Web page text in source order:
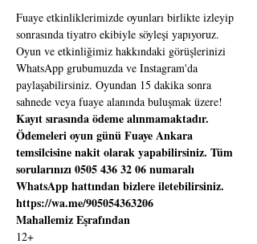
Fuaye etkinliklerimizde oyunları birlikte izleyip
sonrasında tiyatro ekibiyle söyleşi yapıyoruz.
Oyun ve etkinliğimiz hakkındaki görüşlerinizi
WhatsApp grubumuzda ve Instagram'da
paylaşabilirsiniz. Oyundan 15 dakika sonra
sahnede veya fuaye alanında buluşmak üzere!
Kayıt sırasında ödeme alınmamaktadır.
Ödemeleri oyun günü Fuaye Ankara
temsilcisine nakit olarak yapabilirsiniz. Tüm
sorularınızı 0505 436 32 06 numaralı
WhatsApp hattından bizlere iletebilirsiniz.
https://wa.me/905054363206
Mahallemiz Eşrafından